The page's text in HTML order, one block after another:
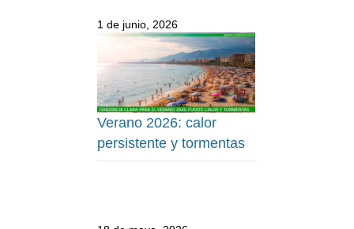
1 de junio, 2026
Verano 2026: calor
persistente y tormentas